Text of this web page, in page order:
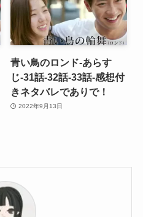
青い鳥のロンド-あらす
じ-31話-32話-33話-感想付
きネタバレでありで！
2022年9月13日